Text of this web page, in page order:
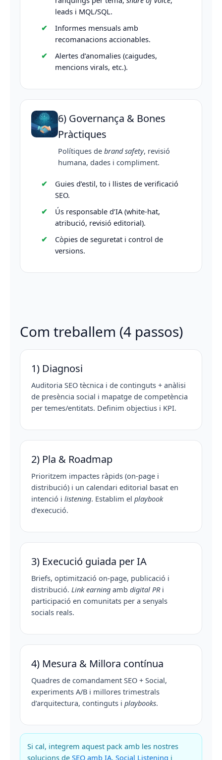
leads i MQL/SQL.
Informes mensuals amb
recomanacions accionables.
Alertes d’anomalies (caigudes,
mencions virals, etc.).
6) Governança & Bones
Pràctiques
Polítiques de brand safety, revisió
humana, dades i compliment.
Guies d’estil, to i llistes de verificació
SEO.
Ús responsable d’IA (white-hat,
atribució, revisió editorial).
Còpies de seguretat i control de
versions.
Com treballem (4 passos)
1) Diagnosi
Auditoria SEO tècnica i de continguts + anàlisi
de presència social i mapatge de competència
per temes/entitats. Definim objectius i KPI.
2) Pla & Roadmap
Prioritzem impactes ràpids (on-page i
distribució) i un calendari editorial basat en
intenció i listening. Establim el playbook
d’execució.
3) Execució guiada per IA
Briefs, optimització on-page, publicació i
distribució. Link earning amb digital PRi
participació en comunitats per a senyals
socials reals.
4) Mesura & Millora contínua
Quadres de comandament SEO + Social,
experiments A/B i millores trimestrals
d’arquitectura, continguts i playbooks.
Si cal, integrem aquest pack amb les nostres
solucions de SEO amb IA, Social Listening i